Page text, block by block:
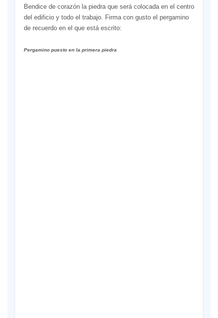
Bendice de corazón la piedra que será colocada en el centro
del edificio y todo el trabajo. Firma con gusto el pergamino
de recuerdo en el que está escrito:
Pergamino puesto en la primera piedra